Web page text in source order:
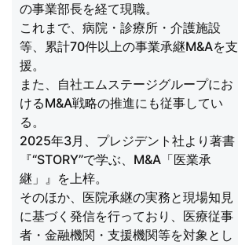
の事業部長を経て現職。
これまで、病院・診療所・介護施設
等、累計70件以上の事業承継M&Aを支
援。
また、自社エムステージグループにお
けるM&A戦略の推進にも従事してい
る。
2025年3月、プレジデント社より著書
『“STORY”で学ぶ、M&A「医業承
継」』を上梓。
そのほか、医院承継の実務と現場知見
に基づく発信を行っており、医療従事
者・金融機関・支援機関等を対象とし